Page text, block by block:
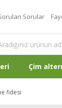
Sorular
Çim
fidesi